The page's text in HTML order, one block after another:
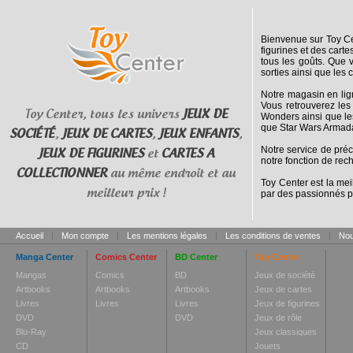
Toy Center, tous les univers JEUX DE
SOCIÉTÉ, JEUX DE CARTES, JEUX ENFANTS,
JEUX DE FIGURINESet CARTES A
COLLECTIONNERau même endroit et au
meilleur prix !
Bienvenue sur Toy
figurines et des
tous les goûts. Que
sorties ainsi que les
Notre magasin en
Vous retrouverez
Wonders ainsi que
que Star Wars
Notre service de
notre fonction de
Toy Center est la
par des passionnés
Accueil | Mon compte | Les mentions légales | Les conditions de ventes |
Manga Center
Mangas
Artbooks
Livres
DVD
Blu-Ray
CD
Comics Center
Comics
Artbooks
Livres
BD Center
BD
Artbooks
Livres
DVD
Toy Center
Jeux de société
Jeux de cartes
Jeux de figurines
Jeux de rôle
Jeux classiques
Jouets